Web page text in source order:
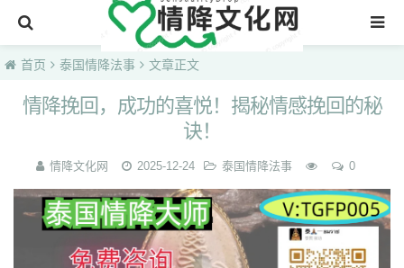
首页
首页 泰国情降法事 文章正文
情降挽回，成功的喜悦！揭秘情感挽回的秘
诀！
情降文化网 2025-12-24 泰国情降法事 0